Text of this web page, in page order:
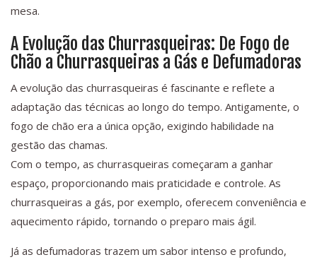
mesa.
A Evolução das Churrasqueiras: De Fogo de
Chão a Churrasqueiras a Gás e Defumadoras
A evolução das churrasqueiras é fascinante e reflete a
adaptação das técnicas ao longo do tempo. Antigamente, o
fogo de chão era a única opção, exigindo habilidade na
gestão das chamas.
Com o tempo, as churrasqueiras começaram a ganhar
espaço, proporcionando mais praticidade e controle. As
churrasqueiras a gás, por exemplo, oferecem conveniência e
aquecimento rápido, tornando o preparo mais ágil.
Já as defumadoras trazem um sabor intenso e profundo,